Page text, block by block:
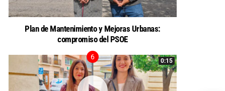
Plan de Mantenimiento y Mejoras Urbanas:
compromiso del PSOE
0:15